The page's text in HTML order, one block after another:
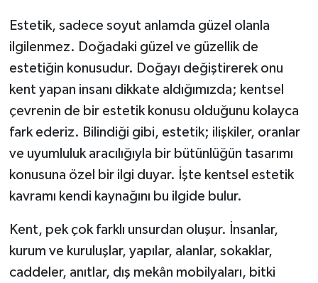
Estetik, sadece soyut anlamda güzel olanla
ilgilenmez. Doğadaki güzel ve güzellik de
estetiğin konusudur. Doğayı değiştirerek onu
kent yapan insanı dikkate aldığımızda; kentsel
çevrenin de bir estetik konusu olduğunu kolayca
fark ederiz. Bilindiği gibi, estetik; ilişkiler, oranlar
ve uyumluluk aracılığıyla bir bütünlüğün tasarımı
konusuna özel bir ilgi duyar. İşte kentsel estetik
kavramı kendi kaynağını bu ilgide bulur.
Kent, pek çok farklı unsurdan oluşur. İnsanlar,
kurum ve kuruluşlar, yapılar, alanlar, sokaklar,
caddeler, anıtlar, dış mekân mobilyaları, bitki